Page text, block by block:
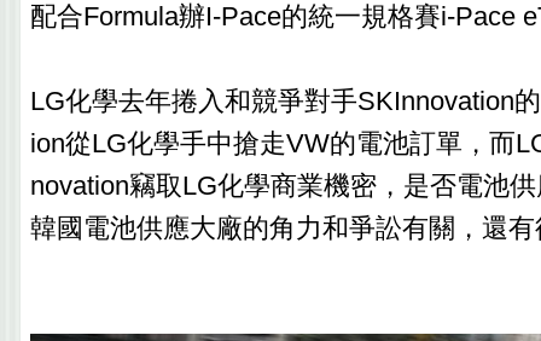
配合Formula辦I-Pace的統一規格賽i-Pace
LG化學去年捲入和競爭對手SKInnovation
ion從LG化學手中搶走VW的電池訂單，而
novation竊取LG化學商業機密，是否電池
韓國電池供應大廠的角力和爭訟有關，還